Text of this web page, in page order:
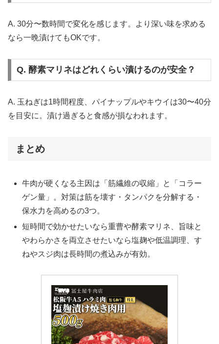
A. 30分〜数時間で変化を感じます。より深い味を求める
なら一晩漬けてもOKです。
Q. 酵素マリネはどれくらい漬けるのが安全？
A. 玉ねぎは1時間程度、パイナップルやキウイは30〜40分
を目安に。漬け過ぎると食感が損なわれます。
まとめ
牛肉が硬くなる主因は「筋繊維の収縮」と「コラー
ゲン量」。対策は筋を壊す・タンパクを分解する・
保水力を高めるの3つ。
短時間で効かせたいなら重曹や酵素マリネ、旨味と
やわらかさを両立させたいなら塩麹や低温調理、す
ねやスジ肉は長時間の煮込みが有効。